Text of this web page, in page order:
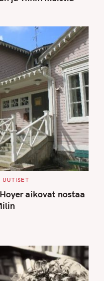
UUTISET
aikovat nostaa